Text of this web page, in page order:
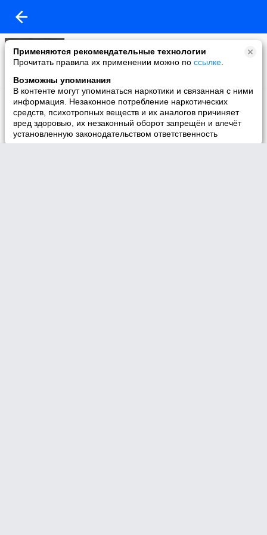
Применяются рекомендательные технологии
Прочитать правила их применении можно по ссылке
Возможны упоминания
В контенте могут упоминаться наркотики и связанная с ними
информация. Незаконное потребление наркотических
средств, психотропных веществ и их аналогов причиняет
вред здоровью, их незаконный оборот запрещён и влечёт
установленную законодательством ответственность
2 видео
Избранное
1 видео